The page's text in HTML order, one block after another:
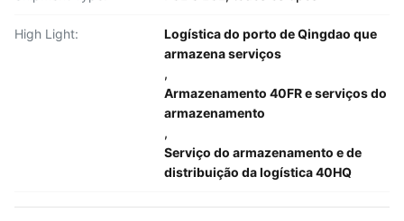
High Light:
Logística do porto de Qingdao que
armazena serviços
,
Armazenamento 40FR e serviços do
armazenamento
,
Serviço do armazenamento e de
distribuição da logística 40HQ